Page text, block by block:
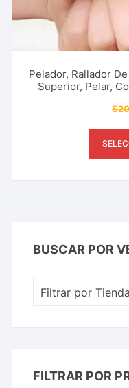
Pelador, Rallador
Superior, Pelar,
$
BUSCAR POR
Filtrar por Tienda
FILTRAR POR